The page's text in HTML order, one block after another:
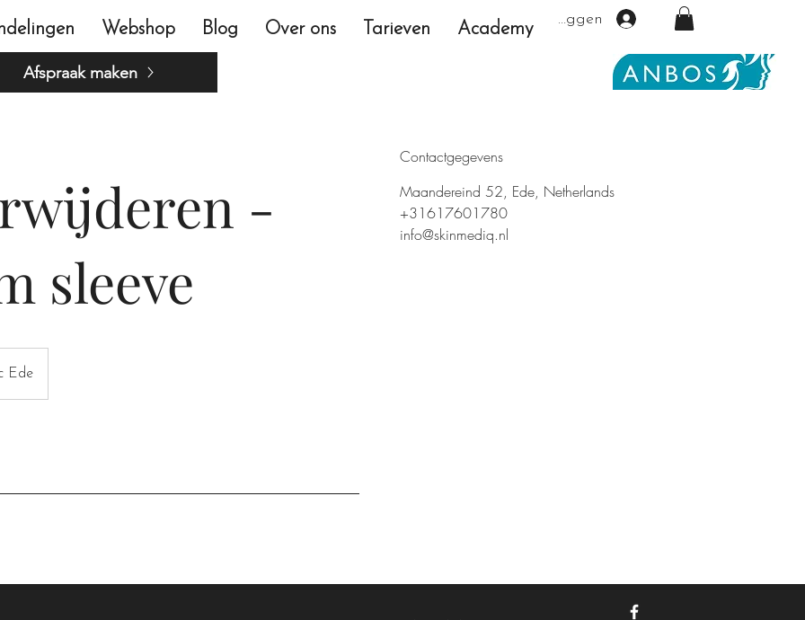
Webshop Blog Over ons Tarieven Academy
Afspraak maken
Inloggen
-
sleeve
Ede
Contactgegevens
Maandereind 52, Ede, Netherlands
+31617601780
info@skinmediq.nl